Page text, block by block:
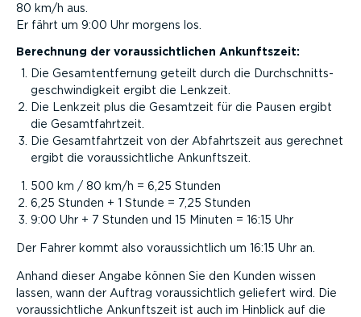
80 km/h aus.
Er fährt um 9:00 Uhr morgens los.
Berechnung der voraus­sicht­lichen Ankunftszeit:
Die Gesam­tent­fernung geteilt durch die Durch­schnitts­
ge­schwin­digkeit ergibt die Lenkzeit.
Die Lenkzeit plus die Gesamtzeit für die Pausen ergibt
die Gesamt­fahrtzeit.
Die Gesamt­fahrtzeit von der Abfahrtszeit aus gerechnet
ergibt die voraus­sicht­liche Ankunftszeit.
500 km / 80 km/h = 6,25 Stunden
6,25 Stunden + 1 Stunde = 7,25 Stunden
9:00 Uhr + 7 Stunden und 15 Minuten = 16:15 Uhr
Der Fahrer kommt also voraus­sichtlich um 16:15 Uhr an.
Anhand dieser Angabe können Sie den Kunden wissen
lassen, wann der Auftrag voraus­sichtlich geliefert wird. Die
voraus­sicht­liche Ankunftszeit ist auch im Hinblick auf die